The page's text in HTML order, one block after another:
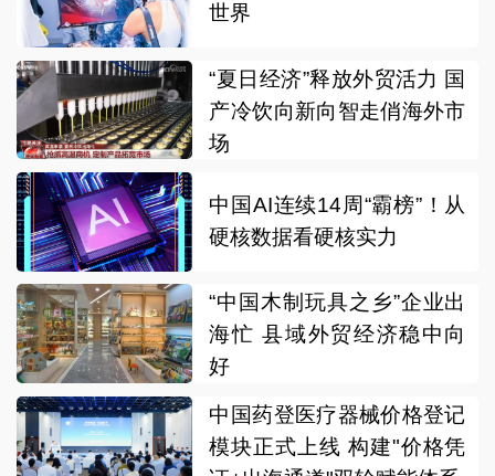
世界
“夏日经济”释放外贸活力 国
产冷饮向新向智走俏海外市
场
中国AI连续14周“霸榜”！从
硬核数据看硬核实力
“中国木制玩具之乡”企业出
海忙 县域外贸经济稳中向
好
中国药登医疗器械价格登记
模块正式上线 构建"价格凭